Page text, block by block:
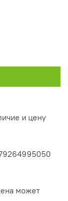
и цену
может